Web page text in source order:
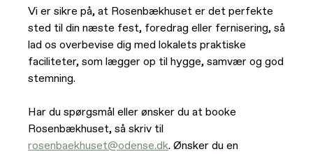
Retningslinjer
Service i Rosenbækhuset
Vi er sikre på, at Rosenbækhuset er det perfekte
sted til din næste fest, foredrag eller fernisering, så
lad os overbevise dig med lokalets praktiske
faciliteter, som lægger op til hygge, samvær og god
stemning.
Har du spørgsmål eller ønsker du at booke
Rosenbækhuset, så skriv til
rosenbaekhuset@odense.dk. Ønsker du en